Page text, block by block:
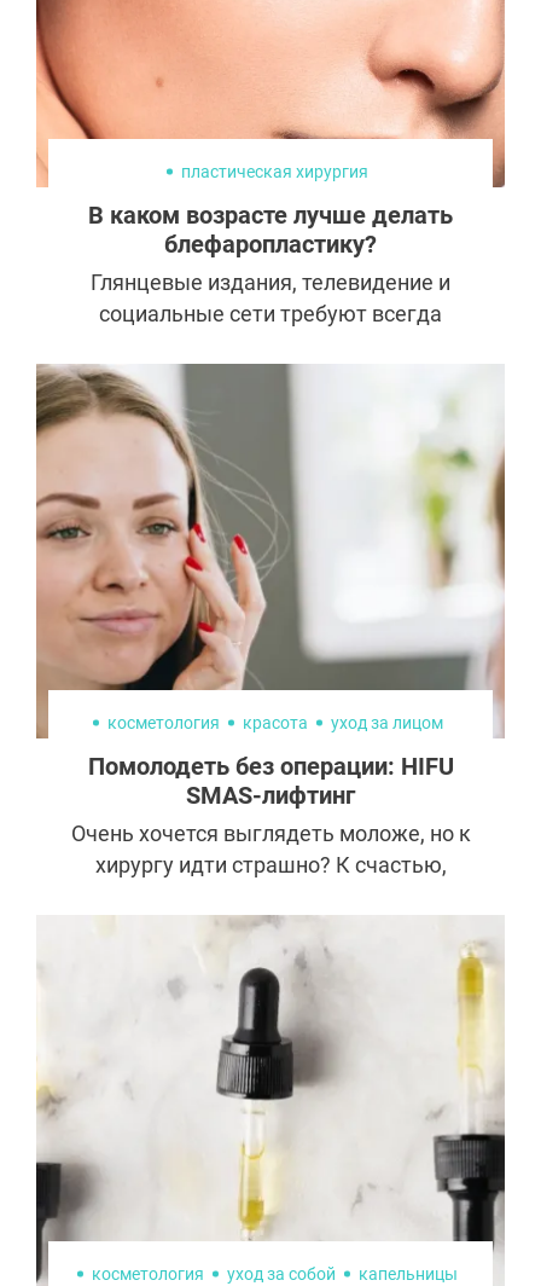
мастерской работе пластических
пластическая хирургия
В каком возрасте лучше делать
блефаропластику?
Глянцевые издания, телевидение и
социальные сети требуют всегда
внешностью. Новое поколение считает
лицо пропуском в мир успеха, поэтому
так требовательно к красоте. Но что
делать, когда в душе по-прежнему
немного за 20, а в глазах – мудрость
прожитых лет? Идти на
блефаропластику или ждать «того
самого возраста»? И когда
действительно пора корректировать
веки у хирурга?
косметология красота уход за лицом
Помолодеть без операции: HIFU
SMAS-лифтинг
Очень хочется выглядеть моложе, но к
хирургу идти страшно? К счастью,
уровень: эффект часто сравним с
результатом от операции. Особую
популярность получил SMAS-лифтинг.
Его козыри — безболезненность и
отсутствие реабилитации. В последнее
время стали много говорить о HIFU-
аппаратах. Попытаемся разобраться,
почему они так востребованы, какой
эффект дают и как ими грамотно
пользоваться.
косметология уход за собой
капельницы